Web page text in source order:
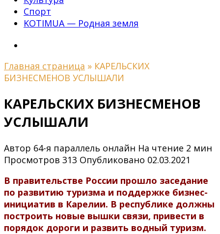
Спорт
KOTIMUA — Родная земля
Главная страница » КАРЕЛЬСКИХ
БИЗНЕСМЕНОВ УСЛЫШАЛИ
КАРЕЛЬСКИХ БИЗНЕСМЕНОВ
УСЛЫШАЛИ
Автор 64-я параллель онлайн На чтение 2 мин
Просмотров 313 Опубликовано 02.03.2021
В правительстве России прошло заседание
по развитию туризма и поддержке бизнес-
инициатив в Карелии. В республике должны
построить новые вышки связи, привести в
порядок дороги и развить водный туризм.